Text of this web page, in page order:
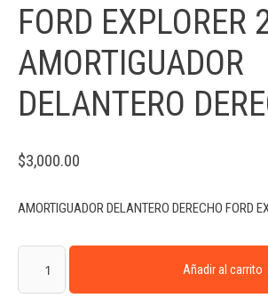
FORD EXPLORER
AMORTIGUADOR
DELANTERO
$3,000.00
AMORTIGUADOR DELANTERO DERECHO FORD
Añadir al carrito